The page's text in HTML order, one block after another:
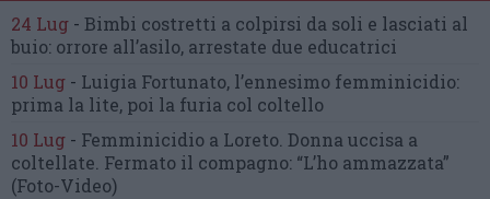
24 Lug - Bimbi costretti a colpirsi da soli e lasciati al
buio: orrore all’asilo, arrestate due educatrici
10 Lug - Luigia Fortunato, l’ennesimo femminicidio:
prima la lite, poi la furia col coltello
10 Lug - Femminicidio a Loreto. Donna uccisa a
coltellate. Fermato il compagno: “L’ho ammazzata”
(Foto-Video)